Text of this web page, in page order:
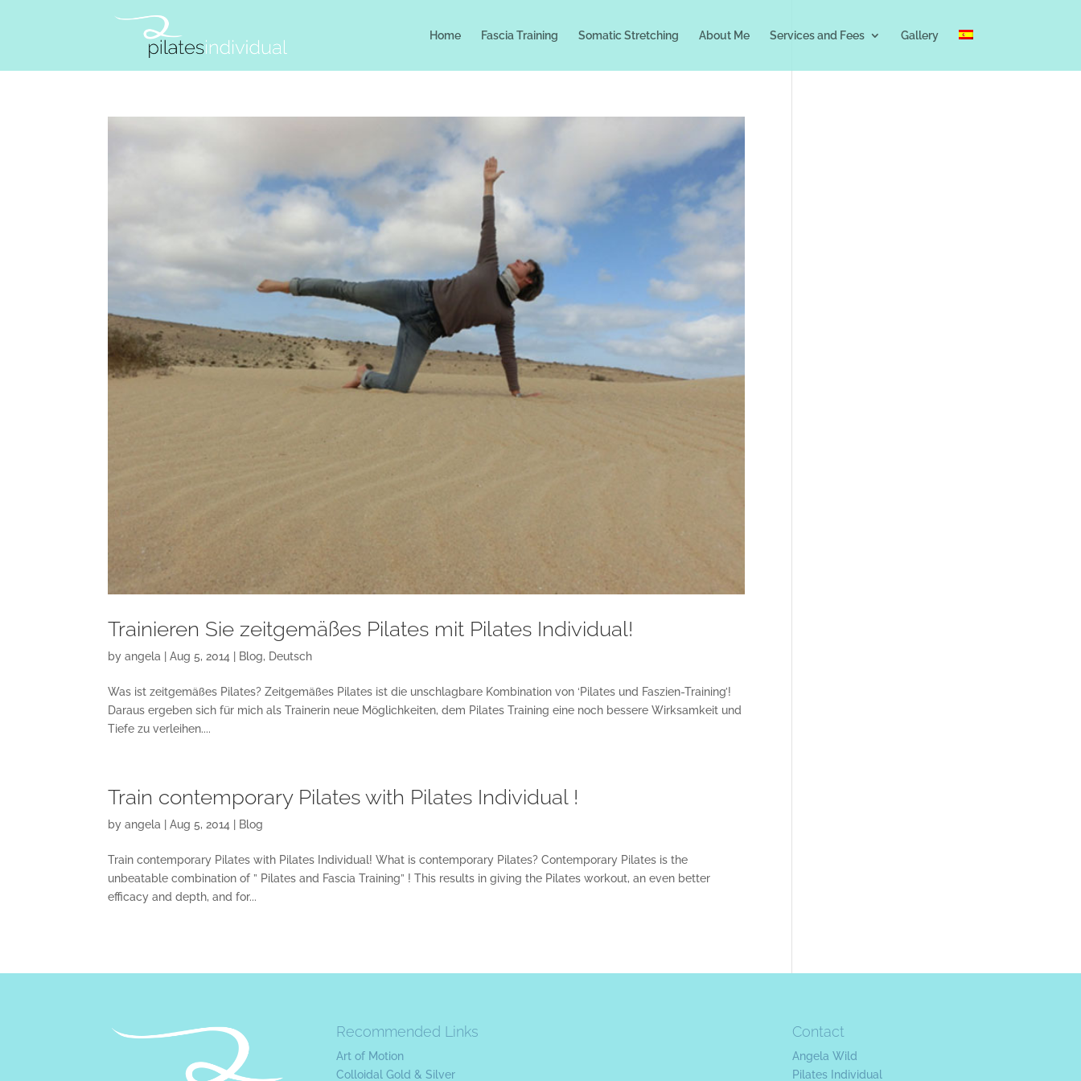
Home Fascia Training Somatic Stretching About Me Services and Fees Gallery
Trainieren Sie zeitgemäßes Pilates mit Pilates Individual!
byangela |Aug 5, 2014 Blog, Deutsch
Was ist zeitgemäßes Pilates? Zeitgemäßes Pilates ist die unschlagbare Kombination von ‘Pilates und Faszien-Training’!
Daraus ergeben sich für mich als Trainerin neue Möglichkeiten, dem Pilates Training eine noch bessere Wirksamkeit und
Tiefe zu verleihen....
Train contemporary Pilates with Pilates Individual !
byangela |Aug 5, 2014 Blog
Train contemporary Pilates with Pilates Individual! What is contemporary Pilates? Contemporary Pilates is the
unbeatable combination of ” Pilates and Fascia Training” ! This results in giving the Pilates workout, an even better
efficacy and depth, and for...
Recommended Links
Art of Motion
Colloidal Gold & Silver
Contact
Angela Wild
Pilates Individual